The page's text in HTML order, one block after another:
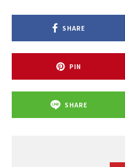
SHARE
PIN
SHARE